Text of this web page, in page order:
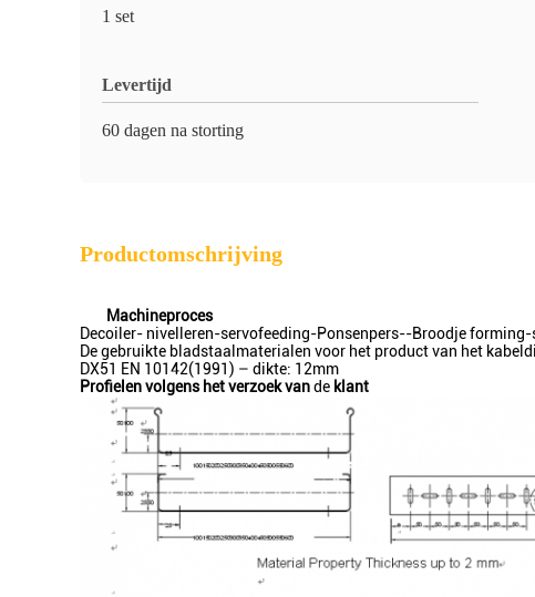
1 set
Levertijd
60 dagen na storting
Productomschrijving
Machineproces
Decoiler- nivelleren-servofeeding-Ponsenpers--Broodje
De gebruikte bladstaalmaterialen voor het product van het
DX51 EN 10142(1991) – dikte: 12mm
Profielen volgens het verzoek vande klant